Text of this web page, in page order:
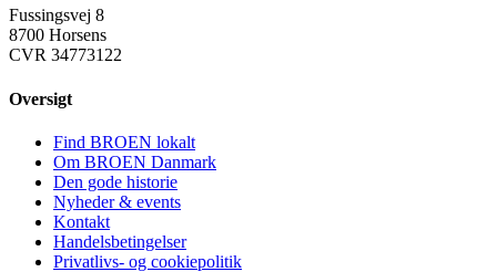
Fussingsvej 8
8700 Horsens
CVR 34773122
Oversigt
Find BROEN lokalt
Om BROEN Danmark
Den gode historie
Nyheder & events
Kontakt
Handelsbetingelser
Privatlivs- og cookiepolitik